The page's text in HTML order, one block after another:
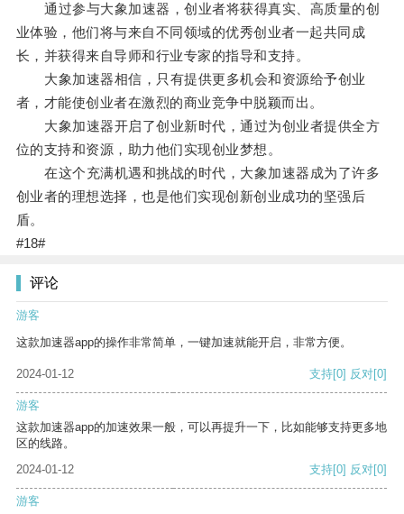
通过参与大象加速器，创业者将获得真实、高质量的创
业体验，他们将与来自不同领域的优秀创业者一起共同成
长，并获得来自导师和行业专家的指导和支持。
大象加速器相信，只有提供更多机会和资源给予创业
者，才能使创业者在激烈的商业竞争中脱颖而出。
大象加速器开启了创业新时代，通过为创业者提供全方
位的支持和资源，助力他们实现创业梦想。
在这个充满机遇和挑战的时代，大象加速器成为了许多
创业者的理想选择，也是他们实现创新创业成功的坚强后
盾。
#18#
评论
游客
这款加速器app的操作非常简单，一键加速就能开启，非常方便。
2024-01-12 支持[0] 反对[0]
游客
这款加速器app的加速效果一般，可以再提升一下，比如能够支持更多地
区的线路。
2024-01-12
支持[0] 反对[0]
游客